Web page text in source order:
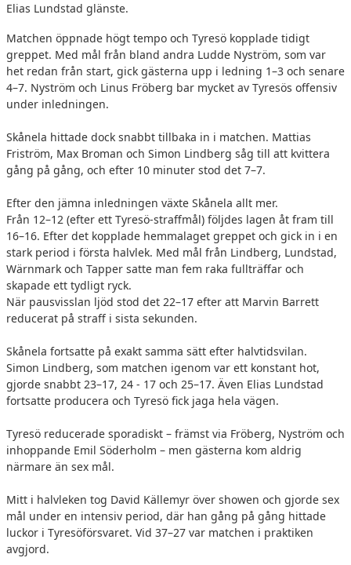
KONTAKT
Elias Lundstad glänste.
Matchen öppnade högt tempo och Tyresö kopplade tidigt
greppet. Med mål från bland andra Ludde Nyström, som var
het redan från start, gick gästerna upp i ledning 1–3 och senare
4–7. Nyström och Linus Fröberg bar mycket av Tyresös offensiv
under inledningen.
Skånela hittade dock snabbt tillbaka in i matchen. Mattias
Friström, Max Broman och Simon Lindberg såg till att kvittera
gång på gång, och efter 10 minuter stod det 7–7.
Efter den jämna inledningen växte Skånela allt mer.
Från 12–12 (efter ett Tyresö-straffmål) följdes lagen åt fram till
16–16. Efter det kopplade hemmalaget greppet och gick in i en
stark period i första halvlek. Med mål från Lindberg, Lundstad,
Wärnmark och Tapper satte man fem raka fullträffar och
skapade ett tydligt ryck.
När pausvisslan ljöd stod det 22–17 efter att Marvin Barrett
reducerat på straff i sista sekunden.
Skånela fortsatte på exakt samma sätt efter halvtidsvilan.
Simon Lindberg, som matchen igenom var ett konstant hot,
gjorde snabbt 23–17, 24 - 17 och 25–17. Även Elias Lundstad
fortsatte producera och Tyresö fick jaga hela vägen.
Tyresö reducerade sporadiskt – främst via Fröberg, Nyström och
inhoppande Emil Söderholm – men gästerna kom aldrig
närmare än sex mål.
Mitt i halvleken tog David Källemyr över showen och gjorde sex
mål under en intensiv period, där han gång på gång hittade
luckor i Tyresöförsvaret. Vid 37–27 var matchen i praktiken
avgjord.